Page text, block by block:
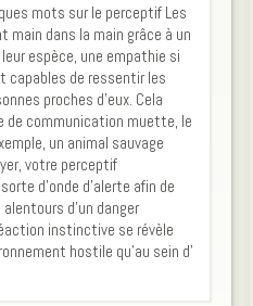
mots sur le perceptif Les
main dans la main grâce à un
espèce, une empathie si
capables de ressentir les
proches d’eux. Cela
de communication muette, le
un animal sauvage
votre perceptif
d’onde d’alerte afin de
d’un danger
instinctive se révèle
hostile qu’au sein d’